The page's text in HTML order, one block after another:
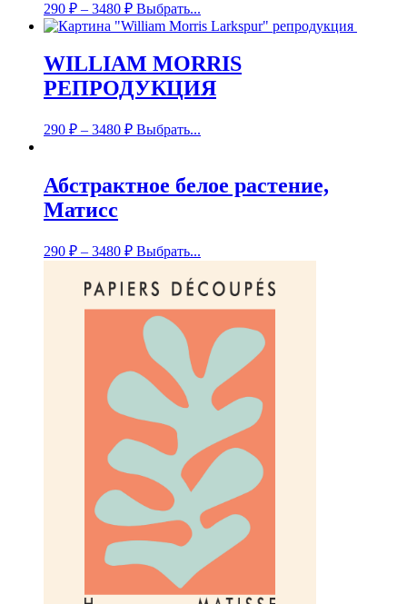
290 ₽ – 3480 ₽ Выбрать...
WILLIAM MORRIS
РЕПРОДУКЦИЯ
290 ₽ – 3480 ₽ Выбрать...
Абстрактное белое растение,
Матисс
290 ₽ – 3480 ₽ Выбрать...